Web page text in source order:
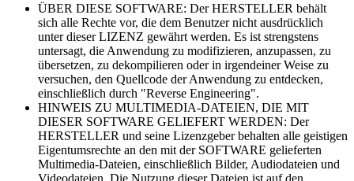
ÜBER DIESE SOFTWARE: Der HERSTELLER behält
sich alle Rechte vor, die dem Benutzer nicht ausdrücklich
unter dieser LIZENZ gewährt werden. Es ist strengstens
untersagt, die Anwendung zu modifizieren, anzupassen, zu
übersetzen, zu dekompilieren oder in irgendeiner Weise zu
versuchen, den Quellcode der Anwendung zu entdecken,
einschließlich durch "Reverse Engineering".
HINWEIS ZU MULTIMEDIA-DATEIEN, DIE MIT
DIESER SOFTWARE GELIEFERT WERDEN: Der
HERSTELLER und seine Lizenzgeber behalten alle geistigen
Eigentumsrechte an den mit der SOFTWARE gelieferten
Multimedia-Dateien, einschließlich Bilder, Audiodateien und
Videodateien. Die Nutzung dieser Dateien ist auf den